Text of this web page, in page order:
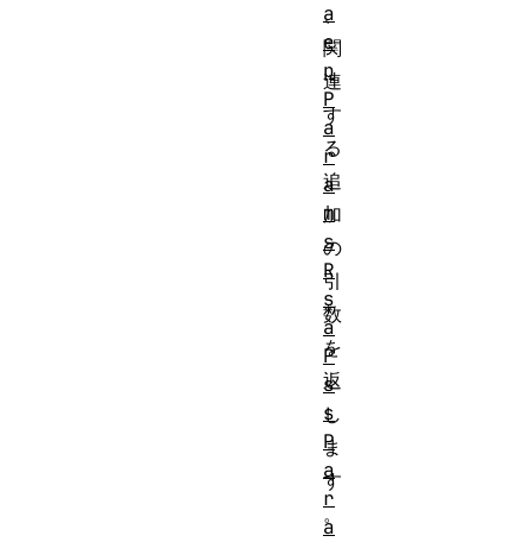
、
関
連
す
る
追
加
の
引
数
を
返
し
ま
す
。
a
e
p
P
a
r
a
m
s
R
s
a
P
s
s
P
a
r
a